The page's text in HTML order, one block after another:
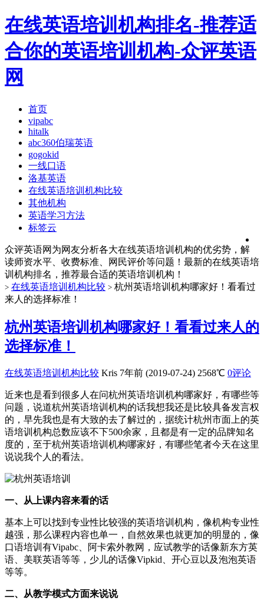
在线英语培训机构排名-推荐适
合你的英语培训机构-众评英语
网
首页
vipabc
hitalk
abc360伯瑞英语
gogokid
一线口语
洛基英语
在线英语培训机构比较
其他机构
英语学习方法
标签云
众评英语网为网友分析各大在线英语培训机构的优劣势，解
读师资水平、收费标准、网民评价等问题！最新的在线英语培
训机构排名，推荐最合适的英语培训机构！
> 在线英语培训机构比较 > 杭州英语培训机构哪家好！看看过
来人的选择标准！
杭州英语培训机构哪家好！看看过来人的
选择标准！
在线英语培训机构比较 Kris 7年前 (2019-07-24) 2568℃ 0评论
近来也是看到很多人在问杭州英语培训机构哪家好，有哪些等
问题，说道杭州英语培训机构的话我想我还是比较具备发言权
的，早先我也是有大致的去了解过的，据统计杭州市面上的英
语培训机构总数应该不下500余家，且都是有一定的品牌知名
度的，至于杭州英语培训机构哪家好，有哪些笔者今天在这里
说说我个人的看法。
一、从上课内容来看的话
基本上可以找到专业性比较强的英语培训机构，像机构专业性
越强，那么课程内容也单一，自然效果也就更加的明显的，像
口语培训有Vipabc、阿卡索外教网，应试教学的话像新东方英
语、美联英语等等，少儿的话像Vipkid、开心豆以及泡泡英语
等等。
二、从教学模式方面来说说